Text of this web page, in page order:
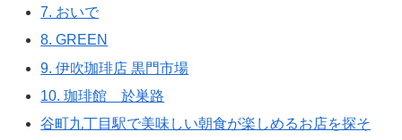
7. おいで
8. GREEN
9. 伊吹珈琲店 黒門市場
10. 珈琲館 於巣路
谷町九丁目駅で美味しい朝食が楽しめるお店を探そ